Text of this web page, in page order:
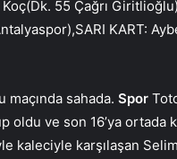
Koç(Dk. 55 Çağrı
KART:
maçında sahada. Spor
oldu ve son 16’ya ortada
kaleciyle karşılaşan